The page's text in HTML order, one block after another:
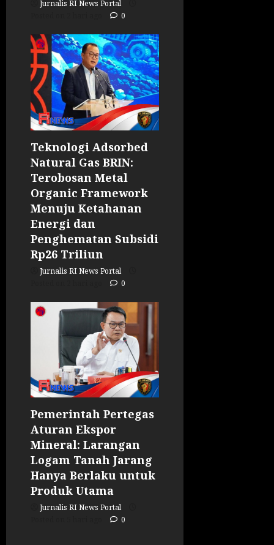
Jurnalis RI News Portal
0
Teknologi Adsorbed
Natural Gas BRIN:
Terobosan Metal
Organic Framework
Menuju Ketahanan
Energi dan
Penghematan Subsidi
Rp26 Triliun
Jurnalis RI News Portal
0
Pemerintah Pertegas
Aturan Ekspor
Mineral: Larangan
Logam Tanah Jarang
Hanya Berlaku untuk
Produk Utama
Jurnalis RI News Portal
0